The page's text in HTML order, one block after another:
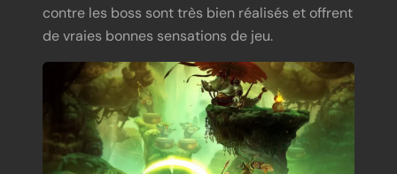
contre les boss sont très bien réalisés et offrent
de vraies bonnes sensations de jeu.